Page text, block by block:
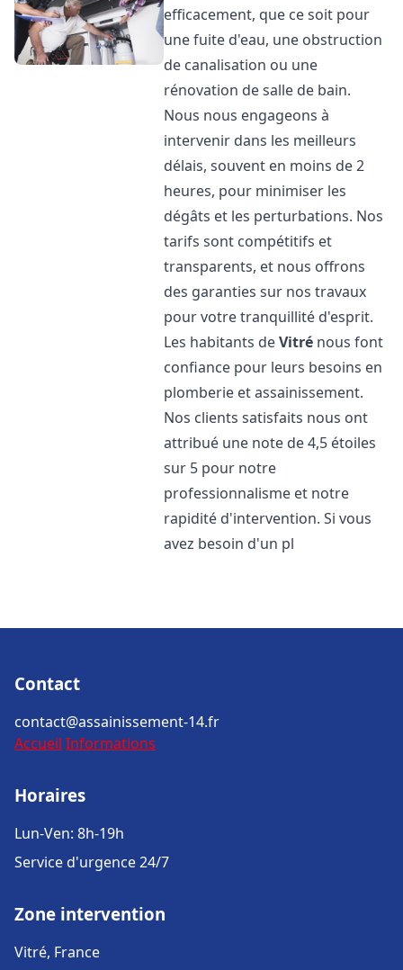
efficacement, que ce soit pour
une fuite d'eau, une obstruction
de canalisation ou une
rénovation de salle de bain.
Nous nous engageons à
intervenir dans les meilleurs
délais, souvent en moins de 2
heures, pour minimiser les
dégâts et les perturbations. Nos
tarifs sont compétitifs et
transparents, et nous offrons
des garanties sur nos travaux
pour votre tranquillité d'esprit.
Les habitants deVitré nous font
confiance pour leurs besoins en
plomberie et assainissement.
Nos clients satisfaits nous ont
attribué une note de 4,5 étoiles
sur 5 pour notre
professionnalisme et notre
rapidité d'intervention. Si vous
avez besoin d'un pl
Contact
contact@assainissement-14.fr
Accueil Informations
Horaires
Lun-Ven: 8h-19h
Service d'urgence 24/7
Zone intervention
Vitré, France